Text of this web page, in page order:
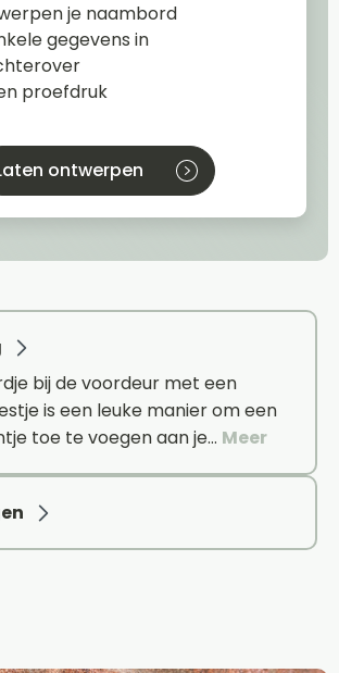
je naambord
gegevens in
proefdruk
ontwerpen
bij de voordeur met een
is een leuke manier om een
toe te voegen aan je… Meer